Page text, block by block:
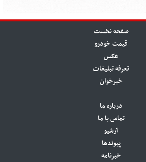
صفحه نخست
قیمت خودرو
عکس
تعرفه تبلیغات
خبرخوان
درباره ما
تماس با ما
آرشیو
پیوندها
خبرنامه